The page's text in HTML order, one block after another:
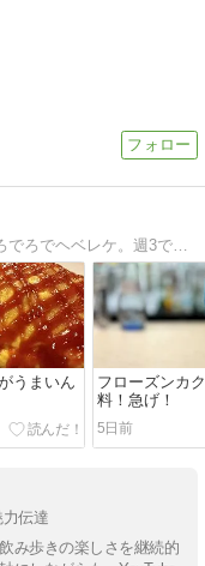
お酒とコトバ。酔い綴る男！今日もでろでろでヘベレケ。週3で布団にたどり着けない。
うまいん
フローズンカ
料！急げ！
5日前
伝達
み歩きの楽しさを継続的